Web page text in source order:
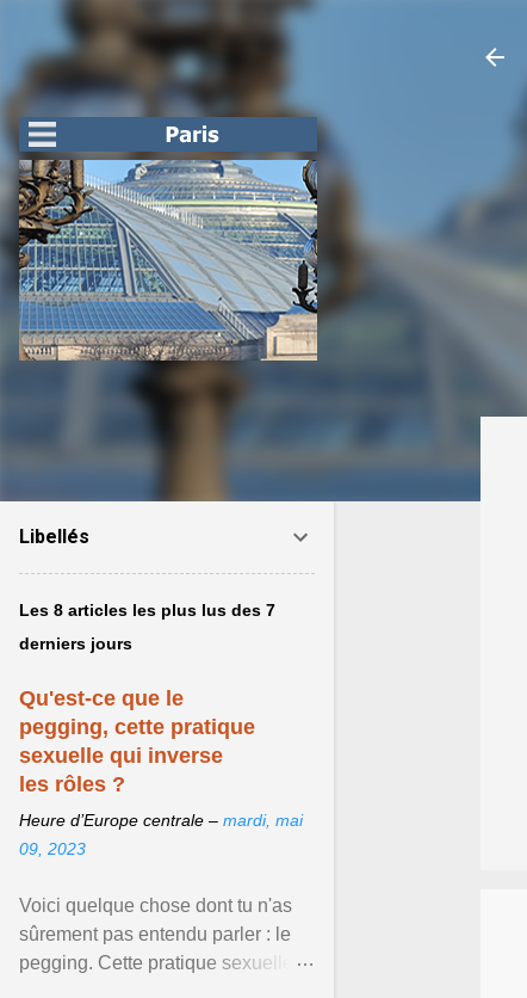
Libellés
Les 8 articles les plus lus des 7
derniers jours
Qu'est-ce que le
pegging, cette pratique
sexuelle qui inverse
les rôles ?
Heure d’Europe centrale – mardi, mai
09, 2023
Voici quelque chose dont tu n'as
sûrement pas entendu parler : le
pegging. Cette pratique sexuelle